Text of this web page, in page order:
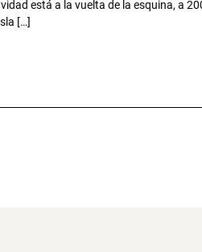
está a la vuelta de la esquina, a
[…]